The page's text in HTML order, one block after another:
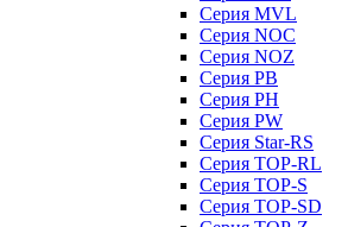
Серия MVL
Серия NOC
Серия NOZ
Серия PB
Серия PH
Серия PW
Серия Star-RS
Серия TOP-RL
Серия TOP-S
Серия TOP-SD